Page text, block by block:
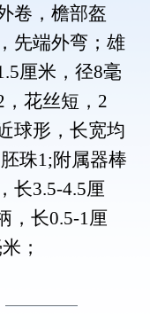
卷，檐部盔
先端外弯；雄
厘米，径8毫
花丝短，2
球形，长宽均
珠1;附属器棒
长3.5-4.5厘
，长0.5-1厘
；